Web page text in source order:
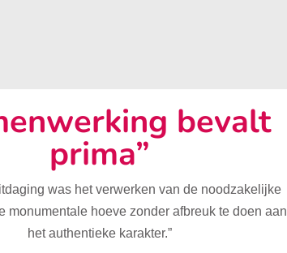
bevalt
prima”
was het verwerken van de noodzakelijke
monumentale hoeve zonder afbreuk te doen aan
het authentieke karakter.”